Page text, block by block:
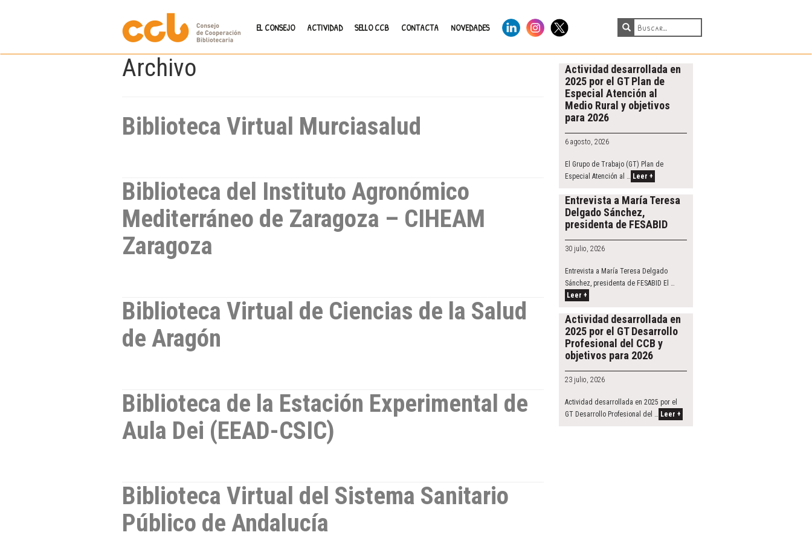
EL CONSEJO ACTIVIDAD SELLO CCB CONTACTA NOVEDADES LinkedInInstagramTwitter
Archivo
Biblioteca Virtual Murciasalud
Biblioteca del Instituto Agronómico
Mediterráneo de Zaragoza – CIHEAM
Zaragoza
Biblioteca Virtual de Ciencias de la Salud
de Aragón
Biblioteca de la Estación Experimental de
Aula Dei (EEAD-CSIC)
Biblioteca Virtual del Sistema Sanitario
Público de Andalucía
Actividad desarrollada en
2025 por el GT Plan de
Especial Atención al
Medio Rural y objetivos
para 2026
6 agosto, 2026
El Grupo de Trabajo (GT) Plan de
Especial Atención al … Leer +
Entrevista a María Teresa
Delgado Sánchez,
presidenta de FESABID
30 julio, 2026
Entrevista a María Teresa Delgado
Sánchez, presidenta de FESABID El …
Leer +
Actividad desarrollada en
2025 por el GT Desarrollo
Profesional del CCB y
objetivos para 2026
23 julio, 2026
Actividad desarrollada en 2025 por el
GT Desarrollo Profesional del … Leer +